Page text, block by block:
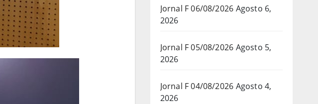
Jornal F 06/08/2026 Agosto 6,
2026
Jornal F 05/08/2026 Agosto 5,
2026
Jornal F 04/08/2026 Agosto 4,
2026